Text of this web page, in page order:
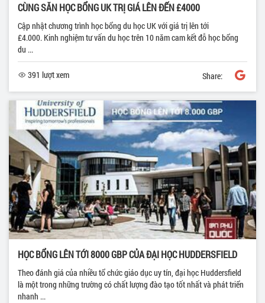
CÙNG SĂN HỌC BỔNG UK TRỊ GIÁ LÊN ĐẾN £4000
Cập nhật chương trình học bổng du học UK với giá trị lên tới
£4.000. Kinh nghiệm tư vấn du học trên 10 năm cam kết đỗ học bổng
du ...
391 lượt xem Share:
HỌC BỔNG LÊN TỚI 8000 GBP CỦA ĐẠI HỌC HUDDERSFIELD
Theo đánh giá của nhiều tổ chức giáo dục uy tín, đại học Huddersfield
là một trong những trường có chất lượng đào tạo tốt nhất và phát triển
nhanh ...